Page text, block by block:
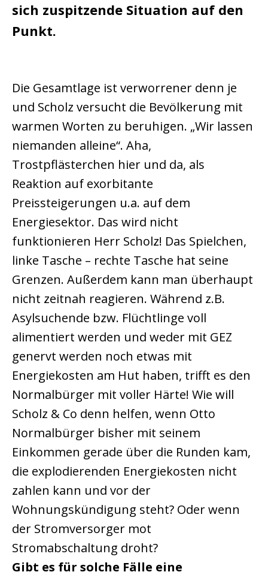
sich zuspitzende Situation auf den
Punkt.
Die Gesamtlage ist verworrener denn je
und Scholz versucht die Bevölkerung mit
warmen Worten zu beruhigen. „Wir lassen
niemanden alleine“. Aha,
Trostpflästerchen hier und da, als
Reaktion auf exorbitante
Preissteigerungen u.a. auf dem
Energiesektor. Das wird nicht
funktionieren Herr Scholz! Das Spielchen,
linke Tasche – rechte Tasche hat seine
Grenzen. Außerdem kann man überhaupt
nicht zeitnah reagieren. Während z.B.
Asylsuchende bzw. Flüchtlinge voll
alimentiert werden und weder mit GEZ
genervt werden noch etwas mit
Energiekosten am Hut haben, trifft es den
Normalbürger mit voller Härte! Wie will
Scholz & Co denn helfen, wenn Otto
Normalbürger bisher mit seinem
Einkommen gerade über die Runden kam,
die explodierenden Energiekosten nicht
zahlen kann und vor der
Wohnungskündigung steht? Oder wenn
der Stromversorger mot
Stromabschaltung droht?
Gibt es für solche Fälle eine